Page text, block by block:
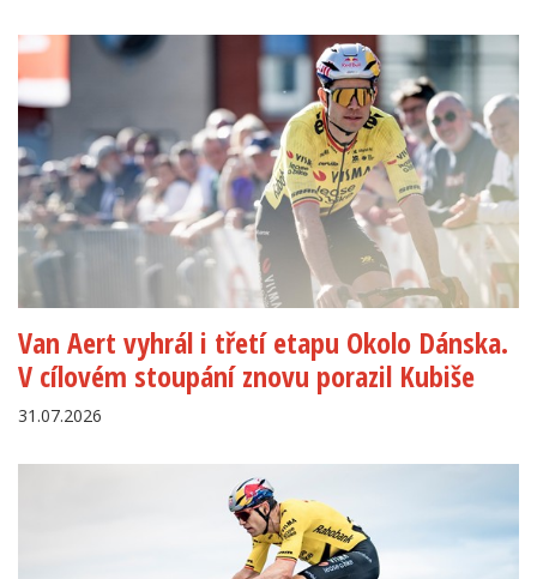
Van Aert vyhrál i třetí etapu Okolo Dánska.
V cílovém stoupání znovu porazil Kubiše
31.07.2026